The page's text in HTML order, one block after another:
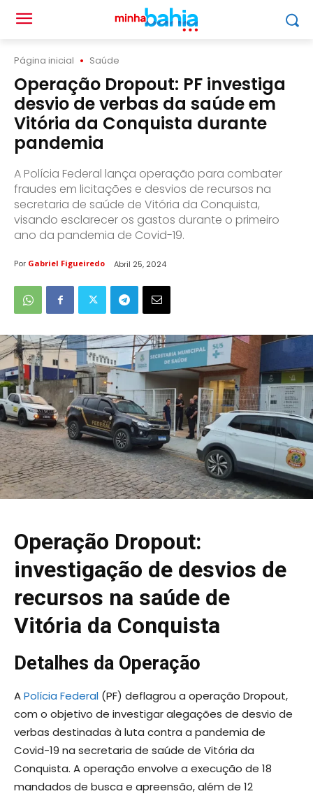
Página inicial Saúde
Operação Dropout: PF investiga
desvio de verbas da saúde em
Vitória da Conquista durante
pandemia
A Polícia Federal lança operação para combater
fraudes em licitações e desvios de recursos na
secretaria de saúde de Vitória da Conquista,
visando esclarecer os gastos durante o primeiro
ano da pandemia de Covid-19.
Por Gabriel Figueiredo Abril 25, 2024
Operação Dropout:
investigação de desvios de
recursos na saúde de
Vitória da Conquista
Detalhes da Operação
APolícia Federal (PF) deflagrou a operação Dropout,
com o objetivo de investigar alegações de desvio de
verbas destinadas à luta contra a pandemia de
Covid-19 na secretaria de saúde de Vitória da
Conquista. A operação envolve a execução de 18
mandados de busca e apreensão, além de 12